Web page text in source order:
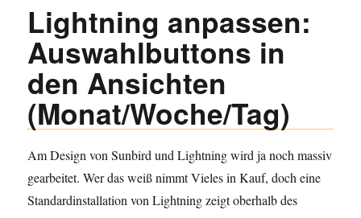
Lightning anpassen:
Auswahlbuttons in
den Ansichten
(Monat/Woche/Tag)
Am Design von Sunbird und Lightning wird ja noch massiv
gearbeitet. Wer das weiß nimmt Vieles in Kauf, doch eine
Standardinstallation von Lightning zeigt oberhalb des